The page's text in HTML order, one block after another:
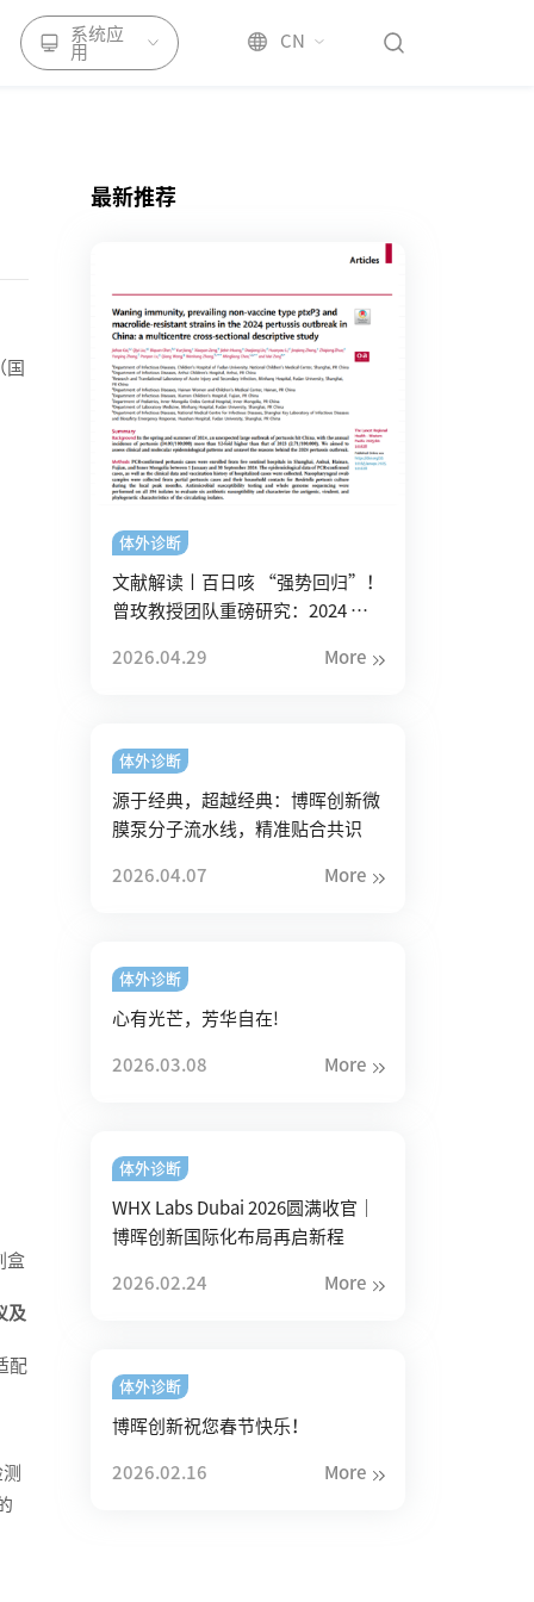
系统应
用
CN
国
盒
及
配
最新推荐
体外诊断
文献解读丨百日咳 “强势回归”！
曾玫教授团队重磅研究：2024 年
2026.04.29
More
体外诊断
源于经典，超越经典：博晖创新微
膜泵分子流水线，精准贴合共识
2026.04.07 More
体外诊断
心有光芒，芳华自在!
2026.03.08 More
体外诊断
WHX Labs Dubai 2026圆满收官｜
博晖创新国际化布局再启新程
2026.02.24 More
体外诊断
博晖创新祝您春节快乐！
2026.02.16 More